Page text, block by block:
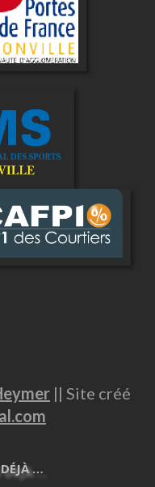
|| Site créé
…